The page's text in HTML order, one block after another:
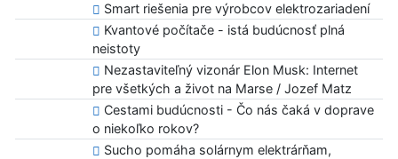
Smart riešenia pre výrobcov elektrozariadení
Kvantové počítače - istá budúcnosť plná
neistoty
Nezastaviteľný vizonár Elon Musk: Internet
pre všetkých a život na Marse / Jozef Matz
Cestami budúcnosti - Čo nás čaká v doprave
o niekoľko rokov?
Sucho pomáha solárnym elektrárňam,